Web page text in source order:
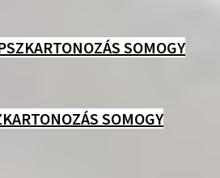
SOMOGY
SOMOGY